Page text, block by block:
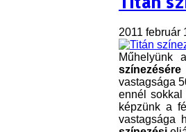
2011 február
Műhelyünk
színezésére
vastagsága
ennél sokkal
képzünk a
vastagsága